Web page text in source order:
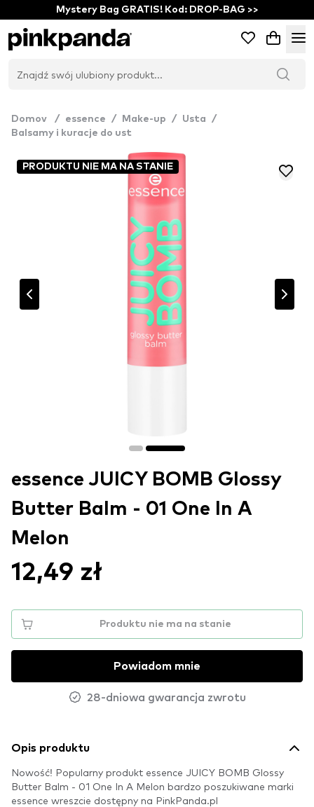
Mystery Bag GRATIS! Kod: DROP-BAG >>
Domov / essence / Make-up / Usta
/
Balsamy i kuracje do ust
PRODUKTU NIE MA NA STANIE
essence JUICY BOMB Glossy
Butter Balm - 01 One In A
Melon
12,49 zł
Produktu nie ma na stanie
Powiadom mnie
28-dniowa gwarancja zwrotu
Opis produktu
Nowość! Popularny produkt essence JUICY BOMB Glossy
Butter Balm - 01 One In A Melon bardzo poszukiwane marki
essence wreszcie dostępny na PinkPanda.pl